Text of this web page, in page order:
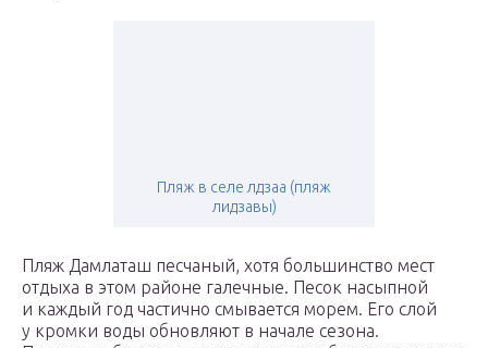
Пляж в селе лдзаа (пляж
лидзавы)
Пляж Дамлаташ песчаный, хотя большинство мест
отдыха в этом районе галечные. Песок насыпной
и каждый год частично смывается морем. Его слой
у кромки воды обновляют в начале сезона.